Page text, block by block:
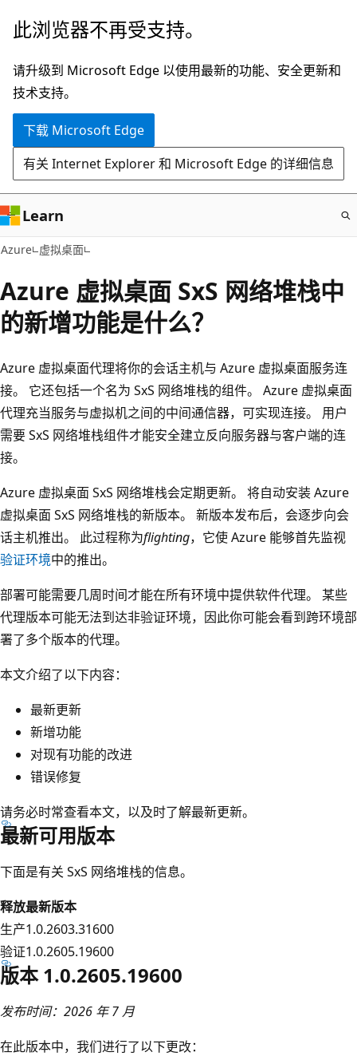
跳
主
要
内
此浏览器不再受支持。
请升级到 Microsoft Edge 以使用最新的功能、安全更新和
技术支持。
下载 Microsoft Edge
有关 Internet Explorer 和 Microsoft Edge 的详细信息
Learn
Azure 虚拟桌面
Azure 虚拟桌面 SxS 网络堆栈中
的新增功能是什么？
Azure 虚拟桌面代理将你的会话主机与 Azure 虚拟桌面服务连
接。 它还包括一个名为 SxS 网络堆栈的组件。 Azure 虚拟桌面
代理充当服务与虚拟机之间的中间通信器，可实现连接。 用户
需要 SxS 网络堆栈组件才能安全建立反向服务器与客户端的连
接。
Azure 虚拟桌面 SxS 网络堆栈会定期更新。 将自动安装 Azure
虚拟桌面 SxS 网络堆栈的新版本。 新版本发布后，会逐步向会
话主机推出。 此过程称为flighting，它使 Azure 能够首先监视
验证环境中的推出。
部署可能需要几周时间才能在所有环境中提供软件代理。 某些
代理版本可能无法到达非验证环境，因此你可能会看到跨环境部
署了多个版本的代理。
本文介绍了以下内容：
最新更新
新增功能
对现有功能的改进
错误修复
请务必时常查看本文，以及时了解最新更新。
最新可用版本
下面是有关 SxS 网络堆栈的信息。
释放最新版本
生产1.0.2603.31600
验证1.0.2605.19600
版本 1.0.2605.19600
发布时间：2026 年 7 月
在此版本中，我们进行了以下更改：